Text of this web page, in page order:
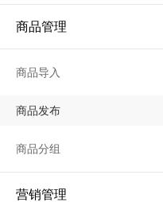
商品管理
商品导入
商品发布
商品分组
营销管理